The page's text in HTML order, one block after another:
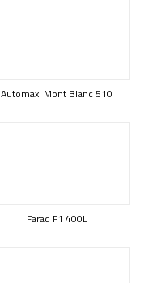
Automaxi Mont Blanc 510
Farad F1 400L